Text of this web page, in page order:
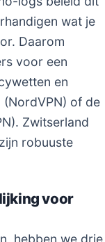
wat je
Daarom
voor een
en
(NordVPN) of de
Zwitserland
robuuste
voor
hebben we drie